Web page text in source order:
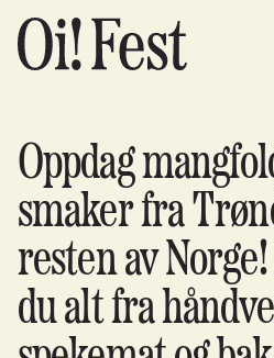
Oppdag
smaker fra
resten av
du alt fra